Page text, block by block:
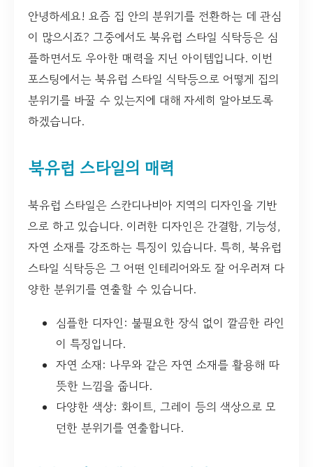
안녕하세요! 요즘 집 안의 분위기를 전환하는 데 관심
이 많으시죠? 그중에서도 북유럽 스타일 식탁등은 심
플하면서도 우아한 매력을 지닌 아이템입니다. 이번
포스팅에서는 북유럽 스타일 식탁등으로 어떻게 집의
분위기를 바꿀 수 있는지에 대해 자세히 알아보도록
하겠습니다.
북유럽 스타일의 매력
북유럽 스타일은 스칸디나비아 지역의 디자인을 기반
으로 하고 있습니다. 이러한 디자인은 간결함, 기능성,
자연 소재를 강조하는 특징이 있습니다. 특히, 북유럽
스타일 식탁등은 그 어떤 인테리어와도 잘 어우러져 다
양한 분위기를 연출할 수 있습니다.
심플한 디자인: 불필요한 장식 없이 깔끔한 라인
이 특징입니다.
자연 소재: 나무와 같은 자연 소재를 활용해 따
뜻한 느낌을 줍니다.
다양한 색상: 화이트, 그레이 등의 색상으로 모
던한 분위기를 연출합니다.